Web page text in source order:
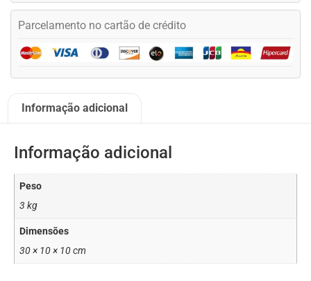
Parcelamento no cartão de crédito
Informação adicional
Informação adicional
Peso
3 kg
Dimensões
30 × 10 × 10 cm